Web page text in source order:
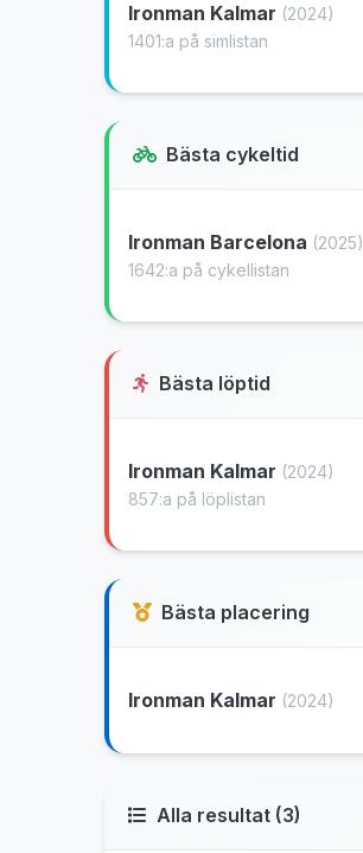
Ironman Kalmar (2024)
1401:a på simlistan
Bästa cykeltid
Ironman Barcelona (2025)
1642:a på cykellistan
Bästa löptid
Ironman Kalmar (2024)
857:a på löplistan
Bästa placering
Ironman Kalmar (2024)
Alla resultat (3)